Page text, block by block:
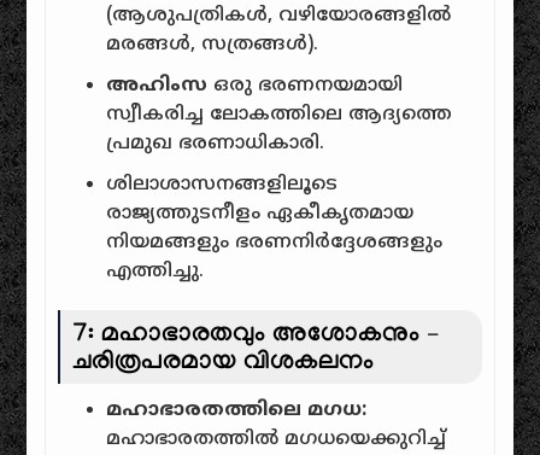
(ആശുപത്രികൾ, വഴിയോരങ്ങളിൽ
മരങ്ങൾ, സത്രങ്ങൾ).
അഹിംസ ഒരു ഭരണനയമായി
സ്വീകരിച്ച ലോകത്തിലെ ആദ്യത്തെ
പ്രമുഖ ഭരണാധികാരി.
ശിലാശാസനങ്ങളിലൂടെ
രാജ്യത്തുടനീളം ഏകീകൃതമായ
നിയമങ്ങളും ഭരണനിർദ്ദേശങ്ങളും
എത്തിച്ചു.
7: മഹാഭാരതവും അശോകനും –
ചരിത്രപരമായ വിശകലനം
മഹാഭാരതത്തിലെ മഗധ:
മഹാഭാരതത്തിൽ മഗധയെക്കുറിച്ച്